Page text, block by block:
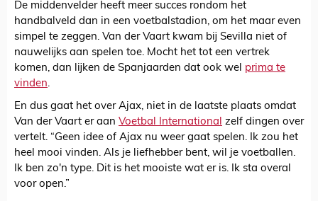
De middenvelder heeft meer succes rondom het
handbalveld dan in een voetbalstadion, om het maar even
simpel te zeggen. Van der Vaart kwam bij Sevilla niet of
nauwelijks aan spelen toe. Mocht het tot een vertrek
komen, dan lijken de Spanjaarden dat ook wel prima te
vinden.
En dus gaat het over Ajax, niet in de laatste plaats omdat
Van der Vaart er aan Voetbal International zelf dingen over
vertelt. “Geen idee of Ajax nu weer gaat spelen. Ik zou het
heel mooi vinden. Als je liefhebber bent, wil je voetballen.
Ik ben zo'n type. Dit is het mooiste wat er is. Ik sta overal
voor open.”